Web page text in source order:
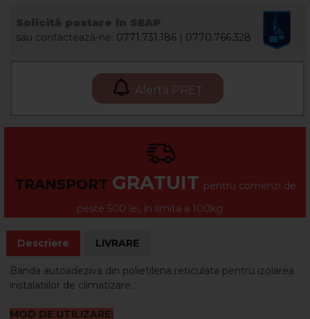
sau contactează-ne: 0771.731.186 | 0770.766.328
Alertă PREȚ
TRANSPORT GRATUIT pentru comenzi de
peste 500 lei, în limita a 100kg
Descriere LIVRARE
Banda autoadeziva din polietilena reticulata pentru izolarea
instalatiilor de climatizare.
MOD DE UTILIZARE: